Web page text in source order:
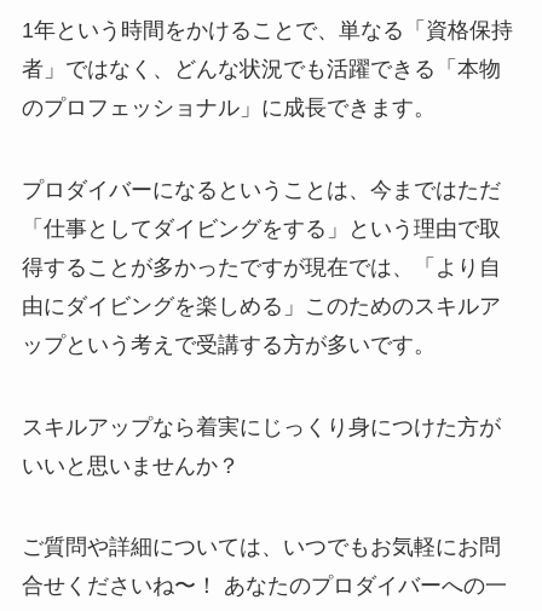
1年という時間をかけることで、単なる「資格保持
者」ではなく、どんな状況でも活躍できる「本物
のプロフェッショナル」に成長できます。
プロダイバーになるということは、今まではただ
「仕事としてダイビングをする」という理由で取
得することが多かったですが現在では、「より自
由にダイビングを楽しめる」このためのスキルア
ップという考えで受講する方が多いです。
スキルアップなら着実にじっくり身につけた方が
いいと思いませんか？
ご質問や詳細については、いつでもお気軽にお問
合せくださいね〜！ あなたのプロダイバーへの一